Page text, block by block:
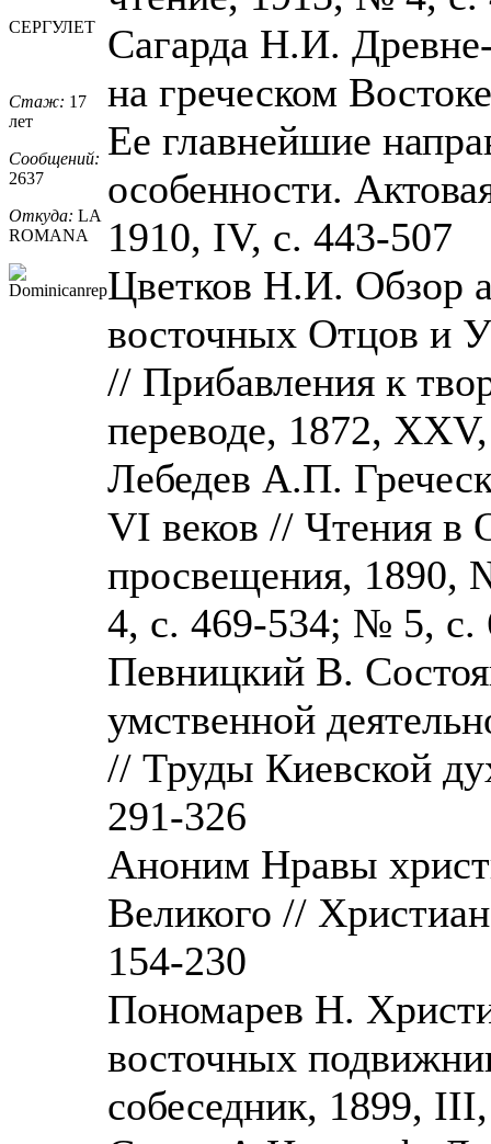
СЕРГУЛЕТ
Стаж: 17
лет
Сообщений:
2637
Откуда: LA
ROMANA
Сагарда Н.И. Древне-
на греческом
Ее главнейшие
особенности.
1910, IV, с. 443-507
Цветков Н.И. Обзор
восточных Отцов и
// Прибавления к
переводе, 1872,
Лебедев А.П.
VI веков // Чтения в
просвещения,
4, с. 469-534; № 5,
Певницкий В.
умственной
// Труды Киевской
291-326
Аноним Нравы
Великого //
154-230
Пономарев Н.
восточных
собеседник, 1899,